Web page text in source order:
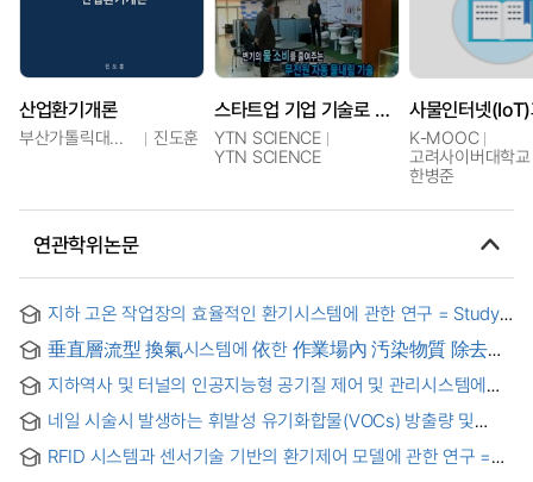
산업환기개론
부산가톨릭대학교 진도훈
스타트업 기업 기술로 승부하다 - 무전원 자동 물내림 기술·원거리 터치 제어기술
YTN SCIENCE
YTN SCIENCE
K-MOOC
고려사이버대학
한병준
연관학위논문
지하 고온 작업장의 효율적인 환기시스템에 관한 연구 = Study
on Efficient Ventilation Systems in Underground High-
Temperature Workplaces
垂直層流型 換氣시스템에 依한 作業場內 汚染物質 除去에
지하역사 및 터널의 인공지능형 공기질 제어 및 관리시스템에
Control and Management System for Subway Stations and
Tunnels
네일 시술시 발생하는 휘발성 유기화합물(VOCs) 방출량 및
Methods During Nail Treatment
RFID 시스템과 센서기술 기반의 환기제어 모델에 관한 연구 =